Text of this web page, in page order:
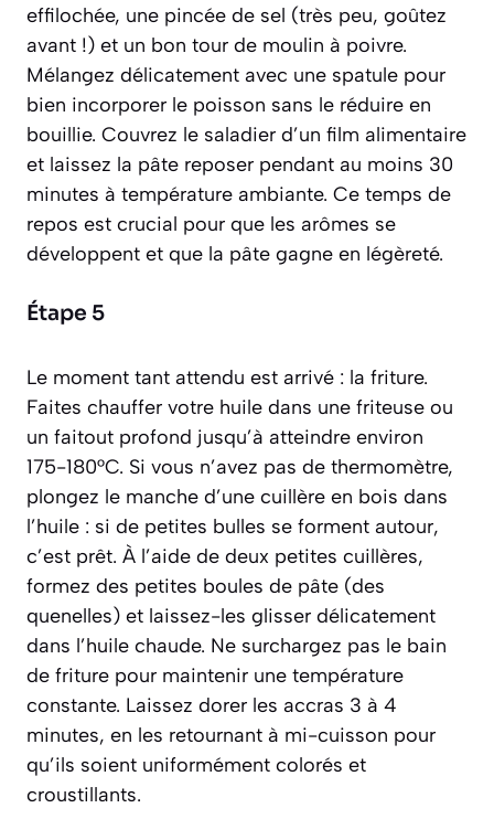
effilochée, une pincée de sel (très peu, goûtez
avant !) et un bon tour de moulin à poivre.
Mélangez délicatement avec une spatule pour
bien incorporer le poisson sans le réduire en
bouillie. Couvrez le saladier d’un film alimentaire
et laissez la pâte reposer pendant au moins 30
minutes à température ambiante. Ce temps de
repos est crucial pour que les arômes se
développent et que la pâte gagne en légèreté.
Étape 5
Le moment tant attendu est arrivé : la friture.
Faites chauffer votre huile dans une friteuse ou
un faitout profond jusqu’à atteindre environ
175-180°C. Si vous n’avez pas de thermomètre,
plongez le manche d’une cuillère en bois dans
l’huile : si de petites bulles se forment autour,
c’est prêt. À l’aide de deux petites cuillères,
formez des petites boules de pâte (des
quenelles) et laissez-les glisser délicatement
dans l’huile chaude. Ne surchargez pas le bain
de friture pour maintenir une température
constante. Laissez dorer les accras 3 à 4
minutes, en les retournant à mi-cuisson pour
qu’ils soient uniformément colorés et
croustillants.